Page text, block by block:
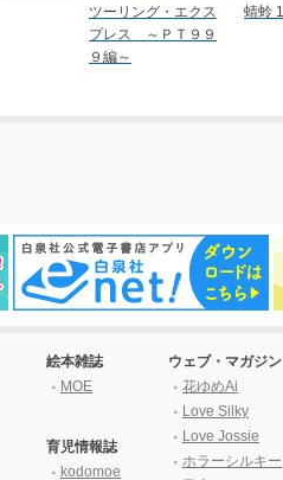
ツーリング・エクス
プレス ～ＰＴ９９
９編～
蜻蛉
絵本雑誌
MOE
育児情報誌
kodomoe
ウェブ・マガジン
花ゆめAi
Love Silky
Love Jossie
ホラーシルキー